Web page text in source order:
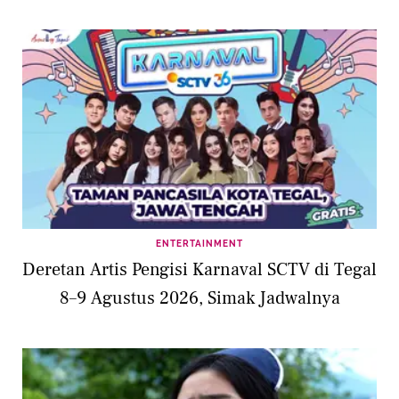
ENTERTAINMENT
Deretan Artis Pengisi Karnaval SCTV di Tegal
8–9 Agustus 2026, Simak Jadwalnya